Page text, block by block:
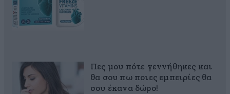
Πες μου πότε γεννήθηκες και
θα σου πω ποιες εμπειρίες θα
σου έκανα δώρο!